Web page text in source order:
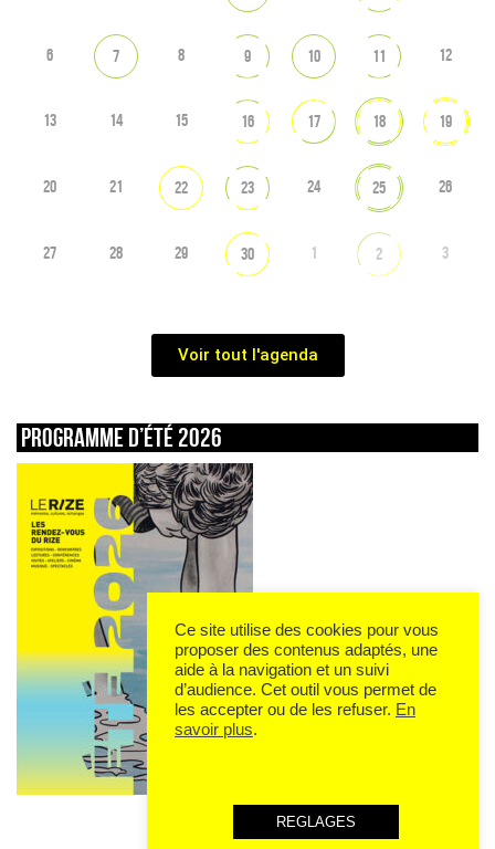
6 7 8 9 10 11 12
13 14 15 16 17 18 19
20 21 22 23 24 25 26
27 28 29 30 1 2 3
Voir tout l'agenda
Programme d’été 2026
Ce site utilise des cookies pour vous
proposer des contenus adaptés, une
aide à la navigation et un suivi
d’audience. Cet outil vous permet de
les accepter ou de les refuser. En
savoir plus.
REGLAGES